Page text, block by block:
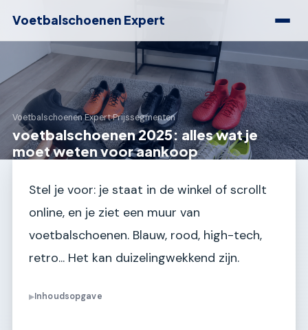
Voetbalschoenen Expert
Voetbalschoenen Expert›Prijssegmenten
voetbalschoenen 2025: alles wat je
moet weten voor aankoop
Stel je voor: je staat in de winkel of scrollt
online, en je ziet een muur van
voetbalschoenen. Blauw, rood, high-tech,
retro... Het kan duizelingwekkend zijn.
▶Inhoudsopgave